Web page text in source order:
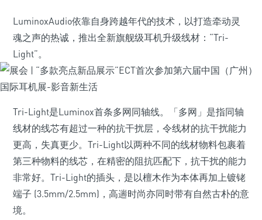
LuminoxAudio依靠自身跨越年代的技术，以打造牵动灵
魂之声的热诚，推出全新旗舰级耳机升级线材：“Tri-
Light”。
Tri-Light是Luminox首条多网同轴线。「多网」是指同轴
线材的线芯有超过一种的抗干扰层，令线材的抗干扰能力
更高，失真更少。Tri-Light以两种不同的线材物料包裹着
第三种物料的线芯，在精密的阻抗匹配下，抗干扰的能力
非常好。Tri-Light的插头，是以檀木作为本体再加上镀铑
端子 (3.5mm/2.5mm)，高遄时尚亦同时带有自然古朴的意
境。